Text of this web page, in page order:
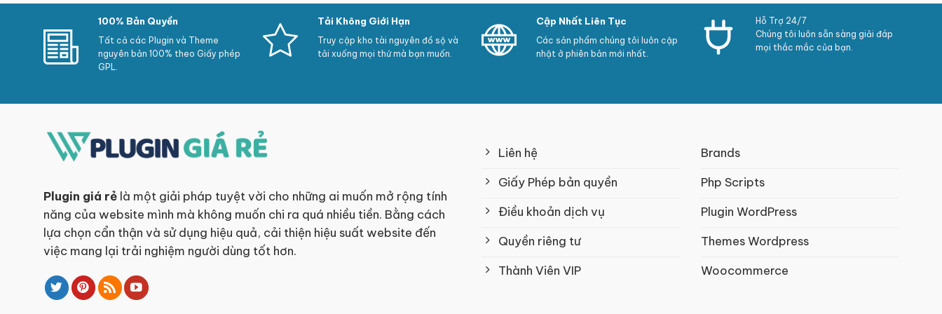
100% Bản Quyền
Tất cả các Plugin và Theme
nguyên bản 100% theo Giấy phép
GPL.
Tải Không Giới Hạn
Truy cập kho tài nguyên đồ sộ và
tải xuống mọi thứ mà bạn muốn.
Cập Nhất Liên Tục
Các sản phẩm chúng tôi luôn cập
nhật ở phiên bản mới nhất.
Hỗ Trợ 24/7
Chúng tôi luôn sẵn sàng giải đáp
mọi thắc mắc của bạn.
Plugin giá rẻ là một giải pháp tuyệt vời cho những ai muốn mở rộng tính
năng của website mình mà không muốn chi ra quá nhiều tiền. Bằng cách
lựa chọn cẩn thận và sử dụng hiệu quả, cải thiện hiệu suất website đến
việc mang lại trải nghiệm người dùng tốt hơn.
Liên hệ
Giấy Phép bản quyền
Điều khoản dịch vụ
Quyền riêng tư
Thành Viên VIP
Brands
Php Scripts
Plugin WordPress
Themes Wordpress
Woocommerce